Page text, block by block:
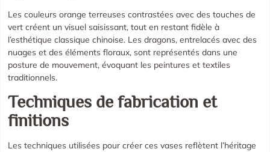
Les couleurs orange terreuses contrastées avec des touches de
vert créent un visuel saisissant, tout en restant fidèle à
l’esthétique classique chinoise. Les dragons, entrelacés avec des
nuages et des éléments floraux, sont représentés dans une
posture de mouvement, évoquant les peintures et textiles
traditionnels.
Techniques de fabrication et
finitions
Les techniques utilisées pour créer ces vases reflètent l’héritage